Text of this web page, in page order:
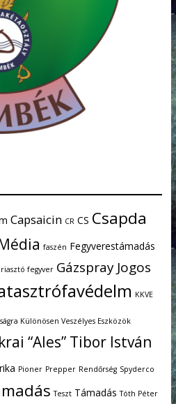
Capsaicin CR CS Csapda
faszén Fegyverestámadás
riasztó fegyver Gázspray Jogos
KKVE
Különösen Veszélyes Eszközök
“Ales” Tibor István
Pioner Prepper Rendőrség Spyderco
Teszt Támadás Tóth Péter